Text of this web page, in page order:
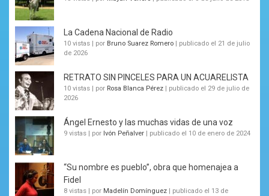
La Cadena Nacional de Radio
10 vistas por Bruno Suarez Romero
publicado el 21 de julio
de 2026
RETRATO SIN PINCELES PARA UN ACUARELISTA
10 vistas por Rosa Blanca Pérez
publicado el 29 de julio de
2026
Ángel Ernesto y las muchas vidas de una voz
9 vistas por Ivón Peñalver publicado el 10 de enero de 2024
“Su nombre es pueblo”, obra que homenajea a
Fidel
8 vistas por Madelín Domínguez
publicado el 13 de